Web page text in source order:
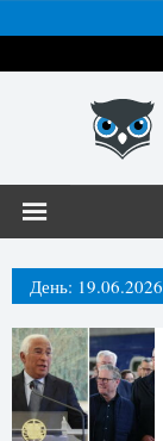
День: 19.06.2026